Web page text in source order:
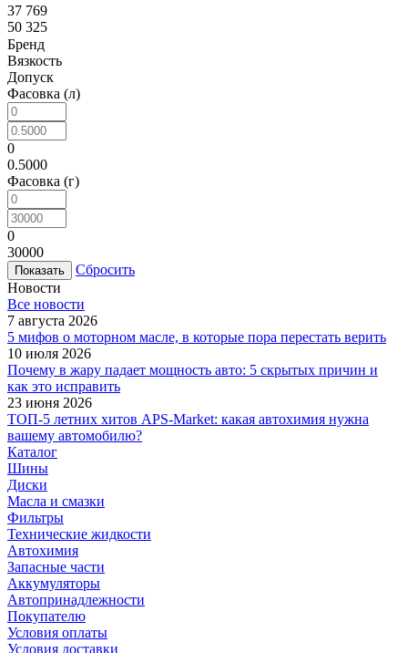
37 769
50 325
Бренд
Вязкость
Допуск
Фасовка (л)
0
0.5000
Фасовка (г)
0
30000
Сбросить
Новости
Все новости
7 августа 2026
5 мифов о моторном масле, в которые пора перестать верить
10 июля 2026
Почему в жару падает мощность авто: 5 скрытых причин и
как это исправить
23 июня 2026
ТОП-5 летних хитов APS-Market: какая автохимия нужна
вашему автомобилю?
Каталог
Шины
Диски
Масла и смазки
Фильтры
Технические жидкости
Автохимия
Запасные части
Аккумуляторы
Автопринадлежности
Покупателю
Условия оплаты
Условия доставки